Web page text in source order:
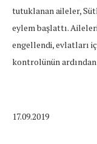
tutuklanan aileler,
eylem başlattı.
engellendi, evlatları
kontrolünün
17.09.2019